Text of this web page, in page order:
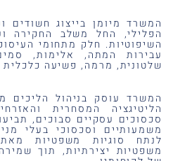
המשרד מיומן בייצוג חשודים
הפלילי, החל משלב החקירה
השיפוטיות. חלק מתחומי
עבירות המתה, אלימות,
שלטונית, מרמה, פשיעה כלכלית
המשרד עוסק בניהול הליכים
הליטיגציה המסחרית
סכסוכים עסקיים סבוכים,
משמעותיים וסכסוכי בעלי
לנתח סוגיות משפטיות
משפטיות יצירתיות, תוך